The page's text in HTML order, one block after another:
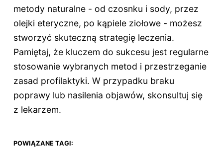
metody naturalne - od czosnku i sody, przez
olejki eteryczne, po kąpiele ziołowe - możesz
stworzyć skuteczną strategię leczenia.
Pamiętaj, że kluczem do sukcesu jest regularne
stosowanie wybranych metod i przestrzeganie
zasad profilaktyki. W przypadku braku
poprawy lub nasilenia objawów, skonsultuj się
z lekarzem.
POWIĄZANE TAGI: